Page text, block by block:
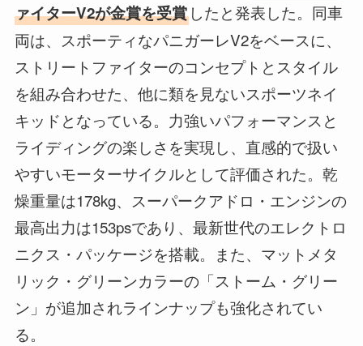
ァイターV2が金賞を受賞したと発表した。同車
両は、スポーティなパニガーレV2をベースに、
ストリートファイターのコンセプトとスタイル
を組み合わせた、他に類を見ないスポーツネイ
キッドとなっている。力強いパフォーマンスと
ライディングの楽しさを実現し、直感的で扱い
やすいモーターサイクルとして評価された。乾
燥重量は178kg、スーパークアドロ・エンジンの
最高出力は153psであり、最新世代のエレクトロ
ニクス・パッケージを搭載。また、マットメタ
リック・グリーンカラーの「ストーム・グリー
ン」が追加されラインナップも強化されてい
る。